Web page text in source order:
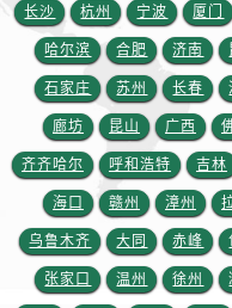
长沙 杭州 宁波 厦门
哈尔滨 合肥 济南
石家庄 苏州 长春
廊坊 昆山 广西
齐齐哈尔 呼和浩特 吉林
海口 赣州 漳州
乌鲁木齐 大同 赤峰
张家口 温州 徐州